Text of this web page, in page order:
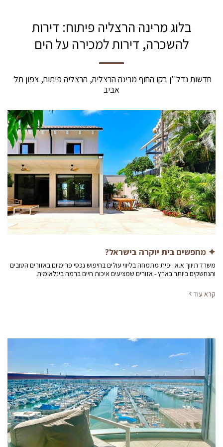
בלוג מרינה הרצליה פיתוח: דירות
להשכרה, דירות למכירה על הים
חדשות נדל''ן בקו החוף מרינה הרצליה, הרצליה פיתוח, צפון תל
אביב
✦ מחפשים בית יוקרה בישראל?
משרד תיווך א.א. יפית מתמחה בליווי עולים בחיפוש נכסי פרימיום באזורים הטובים
והנחשקים ביותר בארץ - אזורים שמציעים איכות חיים ברמה בינלאומית.
קרא עוד